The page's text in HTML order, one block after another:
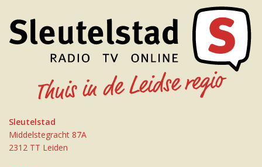
Sleutelstad
Middelstegracht 87A
2312 TT Leiden